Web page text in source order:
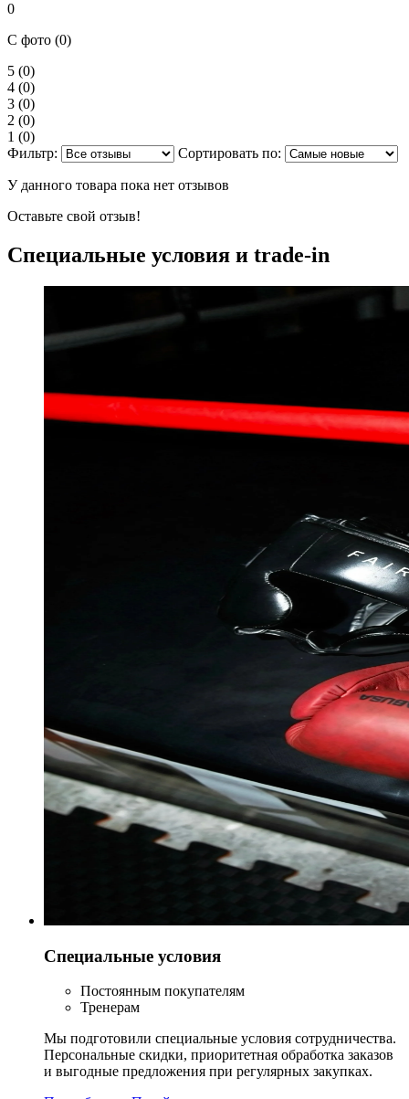
0
С фото (0)
5 (0)
4 (0)
3 (0)
2 (0)
1 (0)
Фильтр:
Сортировать по:
У данного товара пока нет отзывов
Оставьте свой отзыв!
Специальные условия и trade-in
Специальные условия
Постоянным покупателям
Тренерам
Мы подготовили специальные условия сотрудничества.
Персональные скидки, приоритетная обработка заказов
и выгодные предложения при регулярных закупках.